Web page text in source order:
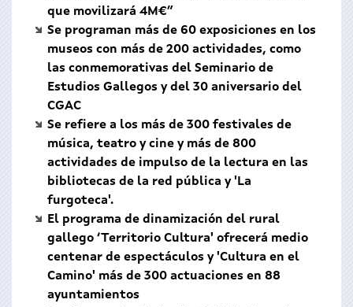
que movilizará 4M€”
Se programan más de 60 exposiciones en los
museos con más de 200 actividades, como
las conmemorativas del Seminario de
Estudios Gallegos y del 30 aniversario del
CGAC
Se refiere a los más de 300 festivales de
música, teatro y cine y más de 800
actividades de impulso de la lectura en las
bibliotecas de la red pública y 'La
furgoteca'.
El programa de dinamización del rural
gallego ‘Territorio Cultura' ofrecerá medio
centenar de espectáculos y 'Cultura en el
Camino' más de 300 actuaciones en 88
ayuntamientos